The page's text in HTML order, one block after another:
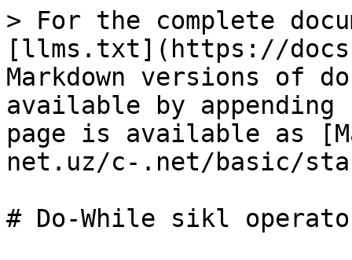
> For the complete
[llms.txt](https://
Markdown versions of
available by
page is available as
net.uz/c-.net/basic/
# Do-While sikl